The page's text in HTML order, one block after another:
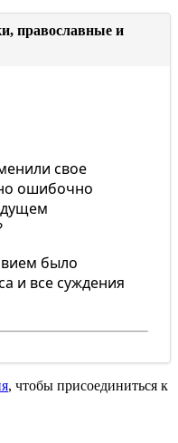
православные и
свое
ошибочно
было
и все суждения
, чтобы присоединиться к